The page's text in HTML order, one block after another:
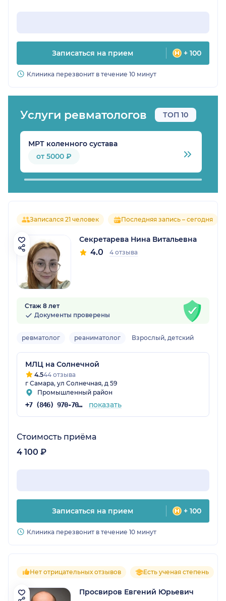
Записаться на прием + 100
Клиника перезвонит в течение 10 минут
Услуги ревматологов ТОП 10
МРТ коленного сустава
от 5000 ₽
Записался 21 человек Последняя запись – сегодня
Секретарева Нина Витальевна
4.0 4 отзыва
Стаж 8 лет
Документы проверены
ревматолог реаниматолог Взрослый, детский
МЛЦ на Солнечной
4.544 отзыва
г Самара, ул Солнечная, д 59
Промышленный район
+7 (846) 970-70-83 показать
Стоимость приёма
4 100 ₽
Записаться на прием + 100
Клиника перезвонит в течение 10 минут
Нет отрицательных отзывов Есть ученая степень
Просвиров Евгений Юрьевич